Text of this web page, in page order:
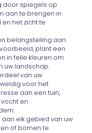
door spiegels op
aan te brengen in
het zicht te
belangstelling aan
plant een
in felle kleuren om
uw landschap.
van uw
voor het
aan een tuin,
en
elk gebied van uw
of bomen te